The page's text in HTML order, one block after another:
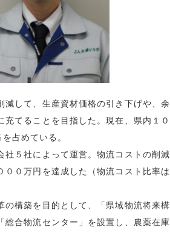
して、生産資材価格の引き下げや、余
てることを目指した。現在、県内１０
占めている。
５社によって運営。物流コストの削減
０万円を達成した（物流コスト比率は
構築を目的として、「県域物流将来構
合物流センター」を設置し、農薬在庫